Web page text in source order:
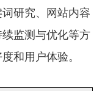
研究、网站内容
监测与优化等方
和用户体验。